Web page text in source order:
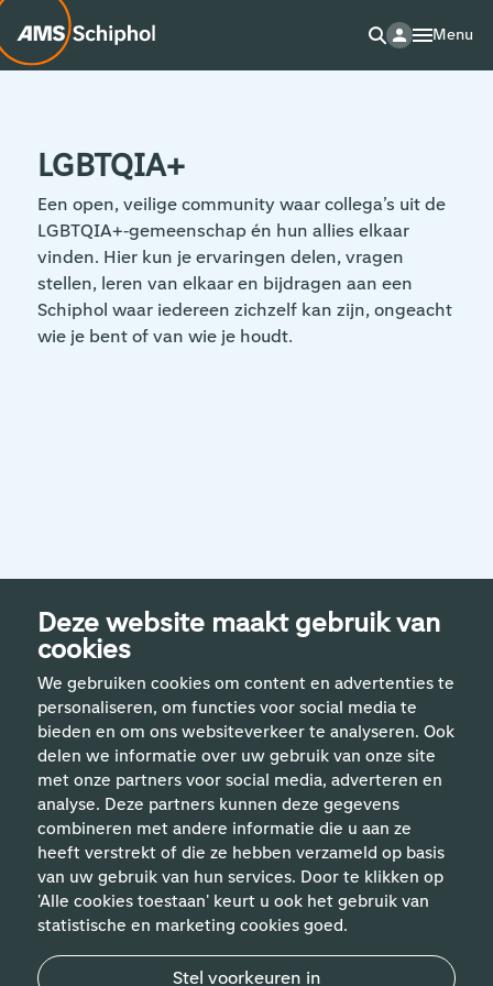
Deze website maakt gebruik van
cookies
We gebruiken cookies om content en advertenties te
personaliseren, om functies voor social media te
bieden en om ons websiteverkeer te analyseren. Ook
delen we informatie over uw gebruik van onze site
met onze partners voor social media, adverteren en
analyse. Deze partners kunnen deze gegevens
combineren met andere informatie die u aan ze
heeft verstrekt of die ze hebben verzameld op basis
van uw gebruik van hun services. Door te klikken op
'Alle cookies toestaan' keurt u ook het gebruik van
statistische en marketing cookies goed.
Stel voorkeuren in
Menu
LGBTQIA+
Een open, veilige community waar collega’s uit de
LGBTQIA+‑gemeenschap én hun allies elkaar
vinden. Hier kun je ervaringen delen, vragen
stellen, leren van elkaar en bijdragen aan een
Schiphol waar iedereen zichzelf kan zijn, ongeacht
wie je bent of van wie je houdt.
Handige links
Vakgebieden
Contact